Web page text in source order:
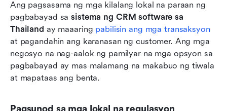
Ang pagsasama ng mga kilalang lokal na paraan ng
pagbabayad sa sistema ng CRM software sa
Thailand ay maaaring pabilisin ang mga transaksyon
at pagandahin ang karanasan ng customer. Ang mga
negosyo na nag-aalok ng pamilyar na mga opsyon sa
pagbabayad ay mas malamang na makabuo ng tiwala
at mapataas ang benta.
Pagsunod sa mga lokal na regulasyon